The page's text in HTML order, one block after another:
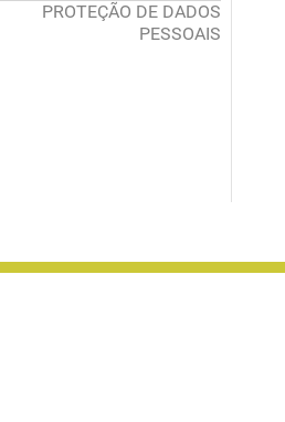
PROTEÇÃO DE DADOS
PESSOAIS